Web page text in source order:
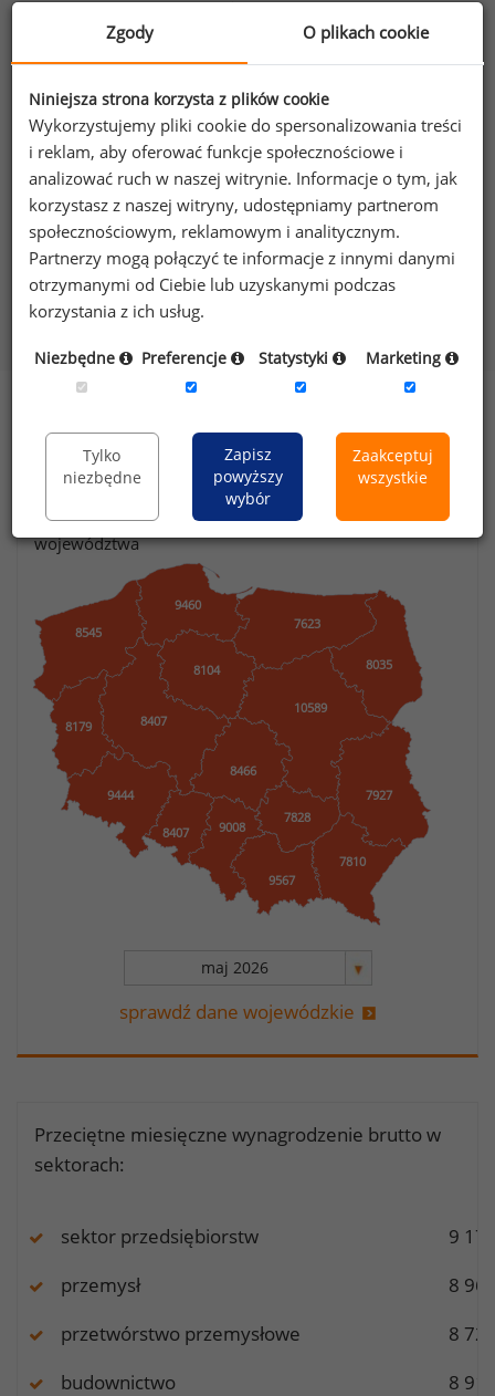
Dynamika PKB
sprawdź PKB
Dochód rozporządzalny
3 500PLN
sprawdź dochód rozporządzalny
sektorze przedsiębiorstw
Kliknij na mapkę, aby zobaczyć dane z wybranego
województwa
9444
8104
7927
8179
8466
9567
10589
8407
7810
8035
9460
9008
7828
7623
8407
8545
sprawdź dane wojewódzkie
Przeciętne miesięczne wynagrodzenie brutto w
sektorach:
sektor przedsiębiorstw
9
przemysł
8
przetwórstwo przemysłowe
8
budownictwo
8
Zgody O plikach cookie
Niniejsza strona korzysta z plików cookie
Wykorzystujemy pliki cookie do spersonalizowania treści
i reklam, aby oferować funkcje społecznościowe i
analizować ruch w naszej witrynie. Informacje o tym, jak
korzystasz z naszej witryny, udostępniamy partnerom
społecznościowym, reklamowym i analitycznym.
Partnerzy mogą połączyć te informacje z innymi danymi
otrzymanymi od Ciebie lub uzyskanymi podczas
korzystania z ich usług.
Niezbędne Preferencje Statystyki Marketing
Tylko
niezbędne
Zapisz
powyższy
wybór
Zaakceptuj
wszystkie